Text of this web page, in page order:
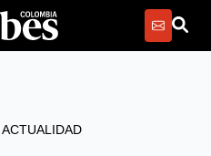
ACTUALIDAD